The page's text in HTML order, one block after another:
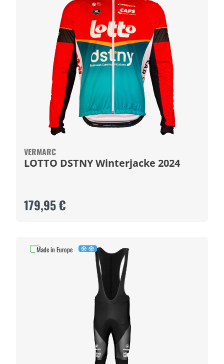
VERMARC
LOTTO DSTNY Winterjacke 2024
179,95 €
Made in Europe